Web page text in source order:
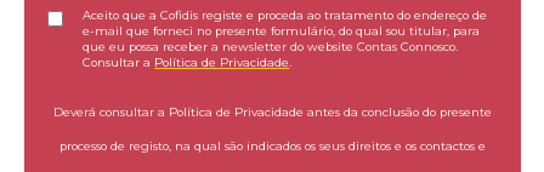
Aceito que a Cofidis registe e proceda ao tratamento do endereço de
e-mail que forneci no presente formulário, do qual sou titular, para
que eu possa receber a newsletter do website Contas Connosco.
Consultar a Política de Privacidade
Deverá consultar a Política de Privacidade antes da conclusão do presente
processo de registo, na qual são indicados os seus direitos e os contactos e